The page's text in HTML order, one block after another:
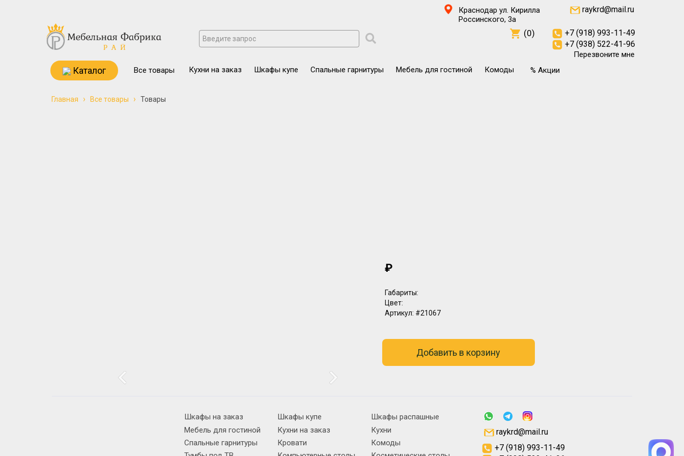
Краснодар ул. Кирилла
Россинского, 3а
raykrd@mail.ru
Перезвоните мне
Кухни на заказ
Шкафы купе Спальные гарнитуры Мебель для гостиной Комоды
Все товары % Акции
Каталог
(0)
+7 (918) 993-11-49
+7 (938) 522-41-96
Главная › Все товары › Товары
₽
Габариты:
Цвет:
Артикул: #21067
Добавить в корзину
Шкафы на заказ Шкафы купе
Шкафы распашные
Мебель для гостиной
Кухни на заказ
Кухни
Спальные гарнитуры
Кровати
Комоды
+7 (918) 993-11-49
raykrd@mail.ru